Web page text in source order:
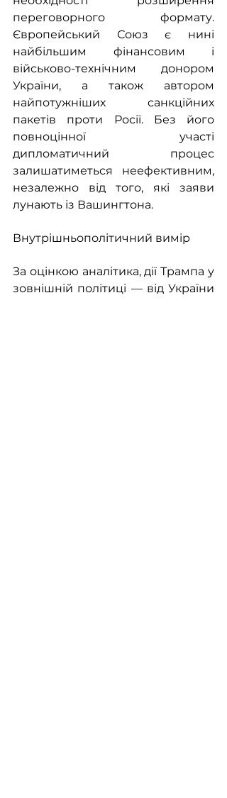
переговорного формату.
Європейський Союз є нині
найбільшим фінансовим і
військово-технічним донором
України, а також автором
найпотужніших санкційних
пакетів проти Росії. Без його
повноцінної участі
дипломатичний процес
залишатиметься неефективним,
незалежно від того, які заяви
лунають із Вашингтона.
Внутрішньополітичний вимір
За оцінкою аналітика, дії Трампа у
зовнішній політиці — від України